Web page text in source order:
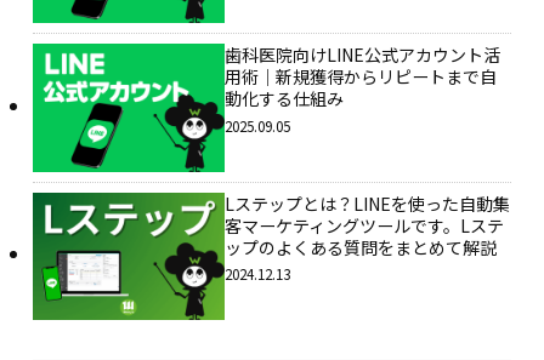
歯科医院向けLINE公式アカウント活
用術｜新規獲得からリピートまで自
動化する仕組み
2025.09.05
Lステップとは？LINEを使った自動集
客マーケティングツールです。Lステ
ップのよくある質問をまとめて解説
2024.12.13